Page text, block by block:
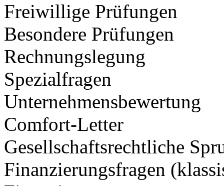
Freiwillige Prüfungen
Besondere Prüfungen
Rechnungslegung
Spezialfragen
Unternehmensbewertung
Comfort-Letter
Gesellschaftsrechtliche
Finanzierungsfragen